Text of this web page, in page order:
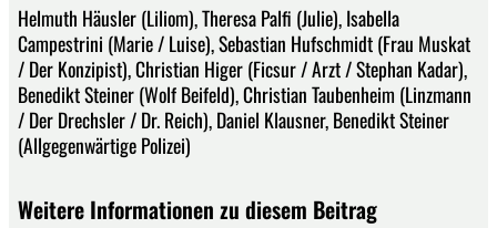
Helmuth Häusler (Liliom), Theresa Palfi (Julie), Isabella
Campestrini (Marie / Luise), Sebastian Hufschmidt (Frau Muskat
/ Der Konzipist), Christian Higer (Ficsur / Arzt / Stephan Kadar),
Benedikt Steiner (Wolf Beifeld), Christian Taubenheim (Linzmann
/ Der Drechsler / Dr. Reich), Daniel Klausner, Benedikt Steiner
(Allgegenwärtige Polizei)
Weitere Informationen zu diesem Beitrag